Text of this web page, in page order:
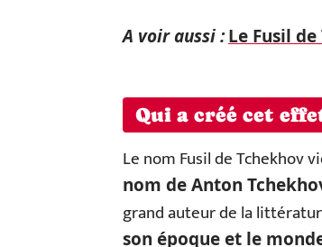
A voir aussi :Le Fusil
Qui a créé cet
Le nom Fusil de Tchekhov
nom de Anton
grand auteur de la
son époque et le